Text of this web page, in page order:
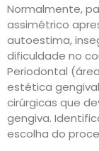
Normalmente,
assimétrico
autoestima,
dificuldade no
Periodontal
estética
cirúrgicas que
gengiva.
escolha do